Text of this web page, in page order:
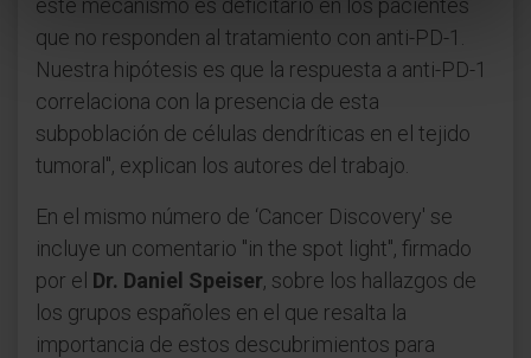
que no responden al tratamiento con anti-PD-1.
Nuestra hipótesis es que la respuesta a anti-PD-1
correlaciona con la presencia de esta
subpoblación de células dendríticas en el tejido
tumoral", explican los autores del trabajo.
En el mismo número de ‘Cancer Discovery' se
incluye un comentario "in the spot light", firmado
por el Dr. Daniel Speiser, sobre los hallazgos de
los grupos españoles en el que resalta la
importancia de estos descubrimientos para